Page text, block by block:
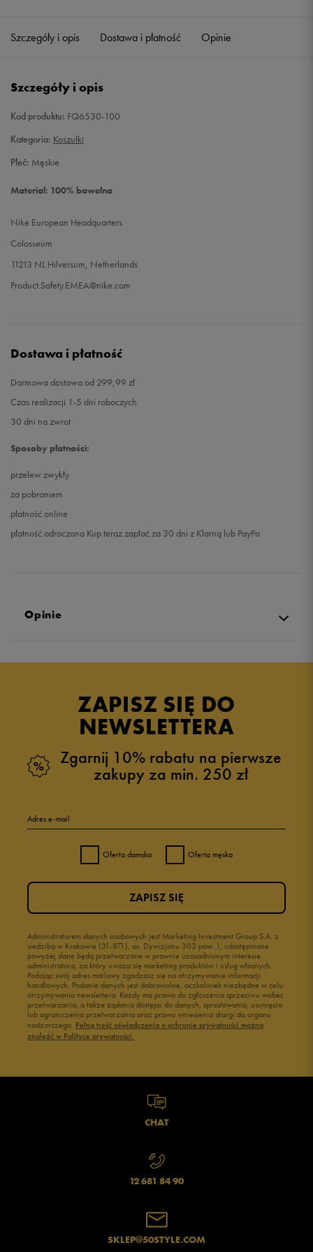
Szczegóły i opis Dostawa i płatność Opinie
Szczegóły i opis
Kod produktu: FQ6530-100
Kategoria: Koszulki
Płeć: Męskie
Materiał: 100% bawełna
Nike European Headquarters
Colosseum
11213 NL Hilversum, Netherlands
Product.Safety.EMEA@nike.com
Dostawa i płatność
Darmowa dostawa od 299,99 zł
Czas realizacji 1-5 dni roboczych
30 dni na zwrot
Sposoby płatności:
przelew zwykły
za pobraniem
płatność online
płatność odroczona Kup teraz zapłać za 30 dni z Klarną lub PayPo
Opinie
ZAPISZ SIĘ DO
NEWSLETTERA
Zgarnij 10% rabatu na pierwsze
zakupy za min. 250 zł
Adres e-mail
Oferta damska Oferta męska
Administratorem danych osobowych jest Marketing Investment Group S.A. z
siedzibą w Krakowie (31-871), os. Dywizjonu 303 paw. 1, udostępnione
powyżej dane będą przetwarzane w prawnie uzasadnionym interesie
administratora, za który uważa się marketing produktów i usług własnych.
Podając swój adres mailowy zgadzasz się na otrzymywanie informacji
handlowych. Podanie danych jest dobrowolne, aczkolwiek niezbędne w celu
otrzymywania newslettera. Każdy ma prawo do zgłoszenia sprzeciwu wobec
przetwarzania, a także żądania dostępu do danych, sprostowania, usunięcia
lub ograniczenia przetwarzania oraz prawo wniesienia skargi do organu
nadzorczego. Pełną treść oświadczenia o ochronie prywatności można
znaleźć w Polityce prywatności.
ZAPISZ SIĘ
CHAT
12 681 84 90
SKLEP@50STYLE.COM